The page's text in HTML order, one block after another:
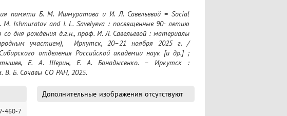
социально-экономического развития России.
Ishmuratov and I. L. Savelyeva : посвященные 90- летию
дня рождения д.г.н., проф. И. Л. Савельевой : материалы
участием),  Иркутск, 20–21 ноября 2025 г. /
отделения Российской академии наук [и др.] ;
Е. А. Шерин, Е. А. Бонадысенко. – Иркутск :
Б. Сочавы СО РАН, 2025.
460-7
Дополнительные изображения отсутствуют